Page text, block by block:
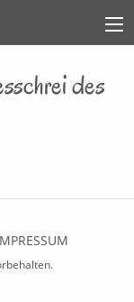
des